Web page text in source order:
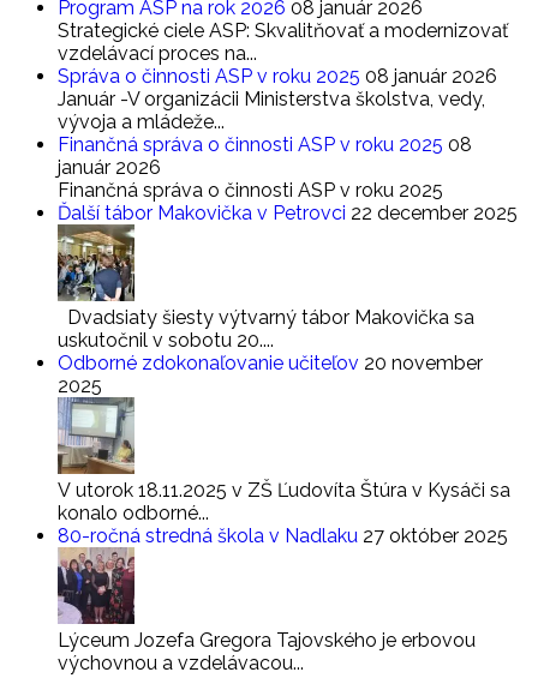
Program ASP na rok 2026 08 január 2026
Strategické ciele ASP: Skvalitňovať a modernizovať
vzdelávací proces na...
Správa o činnosti ASP v roku 2025 08 január 2026
Január -V organizácii Ministerstva školstva, vedy,
vývoja a mládeže...
Finančná správa o činnosti ASP v roku 2025 08
január 2026
Finančná správa o činnosti ASP v roku 2025
Ďalší tábor Makovička v Petrovci 22 december 2025
Dvadsiaty šiesty výtvarný tábor Makovička sa
uskutočnil v sobotu 20....
Odborné zdokonaľovanie učiteľov 20 november
2025
V utorok 18.11.2025 v ZŠ Ľudovíta Štúra v Kysáči sa
konalo odborné...
80-ročná stredná škola v Nadlaku 27 október 2025
Lýceum Jozefa Gregora Tajovského je erbovou
výchovnou a vzdelávacou...